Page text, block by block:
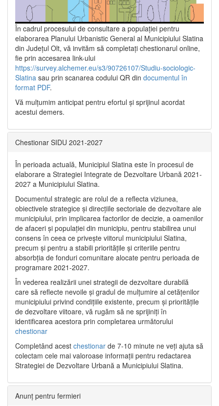
În cadrul procesului de consultare a populaţiei pentru
elaborarea Planului Urbanistic General al Municipiului Slatina
din Județul Olt, vă invităm să completați chestionarul online,
fie prin accesarea link-ului
https://survey.alchemer.eu/s3/90726107/Studiu-sociologic-
Slatina sau prin scanarea codului QR din documentul în
format PDF.
Vă mulţumim anticipat pentru efortul şi sprijinul acordat
acestui demers.
Chestionar SIDU 2021-2027
În perioada actuală, Municipiul Slatina este în procesul de
elaborare a Strategiei Integrate de Dezvoltare Urbană 2021‐
2027 a Municipiului Slatina.
Documentul strategic are rolul de a reflecta viziunea,
obiectivele strategice și direcțiile sectoriale de dezvoltare ale
municipiului, prin implicarea factorilor de decizie, a oamenilor
de afaceri și populației din municipiu, pentru stabilirea unui
consens în ceea ce privește viitorul municipiului Slatina,
precum și pentru a stabili prioritățile și criteriile pentru
absorbția de fonduri comunitare alocate pentru perioada de
programare 2021-2027.
În vederea realizării unei strategii de dezvoltare durabilă
care să reflecte nevoile și gradul de mulțumire al cetățenilor
municipiului privind condițiile existente, precum și prioritățile
de dezvoltare viitoare, vă rugăm să ne sprijiniți în
identificarea acestora prin completarea următorului
chestionar
Completând acest chestionar de 7-10 minute ne veți ajuta să
colectam cele mai valoroase informații pentru redactarea
Strategiei de Dezvoltare Urbană a Municipiului Slatina.
Anunț pentru fermieri